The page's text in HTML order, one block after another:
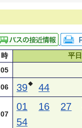
時 平日
05
06 39◆ 44
07
01 16 27
54